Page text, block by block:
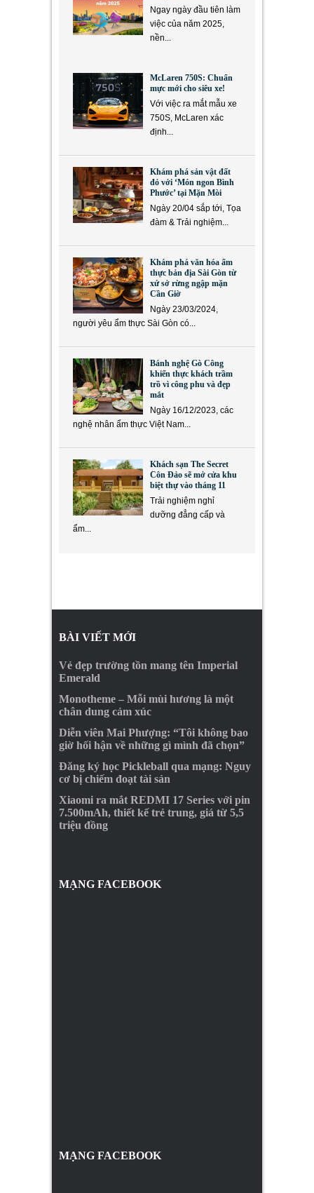
Ngay ngày đầu tiên làm
việc của năm 2025,
nền...
McLaren 750S: Chuẩn
mực mới cho siêu xe!
Với việc ra mắt mẫu xe
750S, McLaren xác
định...
Khám phá sản vật đất
đỏ với ‘Món ngon Bình
Phước’ tại Mặn Mòi
Ngày 20/04 sắp tới, Tọa
đàm & Trải nghiệm...
Khám phá văn hóa ẩm
thực bản địa Sài Gòn từ
xứ sở rừng ngập mặn
Cần Giờ
Ngày 23/03/2024,
người yêu ẩm thực Sài Gòn có...
Bánh nghệ Gò Công
khiến thực khách trầm
trồ vì công phu và đẹp
mắt
Ngày 16/12/2023, các
nghệ nhân ẩm thực Việt Nam...
Khách sạn The Secret
Côn Đảo sẽ mở cửa khu
biệt thự vào tháng 11
Trải nghiệm nghỉ
dưỡng đẳng cấp và
ẩm...
BÀI VIẾT MỚI
Vẻ đẹp trường tồn mang tên Imperial
Emerald
Monotheme – Mỗi mùi hương là một
chân dung cảm xúc
Diễn viên Mai Phượng: “Tôi không bao
giờ hối hận về những gì mình đã chọn”
Đăng ký học Pickleball qua mạng: Nguy
cơ bị chiếm đoạt tài sản
Xiaomi ra mắt REDMI 17 Series với pin
7.500mAh, thiết kế trẻ trung, giá từ 5,5
triệu đồng
MẠNG FACEBOOK
MẠNG FACEBOOK